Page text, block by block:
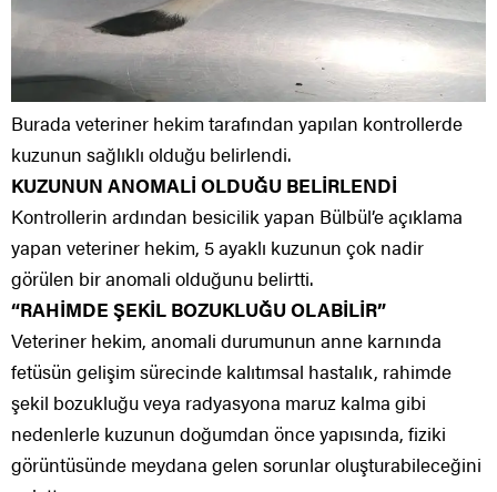
Burada veteriner hekim tarafından yapılan kontrollerde
kuzunun sağlıklı olduğu belirlendi.
KUZUNUN ANOMALİ OLDUĞU BELİRLENDİ
Kontrollerin ardından besicilik yapan Bülbül’e açıklama
yapan veteriner hekim, 5 ayaklı kuzunun çok nadir
görülen bir anomali olduğunu belirtti.
“RAHİMDE ŞEKİL BOZUKLUĞU OLABİLİR”
Veteriner hekim, anomali durumunun anne karnında
fetüsün gelişim sürecinde kalıtımsal hastalık, rahimde
şekil bozukluğu veya radyasyona maruz kalma gibi
nedenlerle kuzunun doğumdan önce yapısında, fiziki
görüntüsünde meydana gelen sorunlar oluşturabileceğini